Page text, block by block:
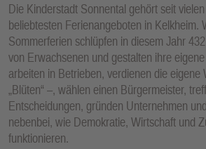
Die Kinderstadt Sonnental gehört seit
beliebtesten Ferienangeboten in Kelkheim.
Sommerferien schlüpfen in diesem Jahr
von Erwachsenen und gestalten ihre
arbeiten in Betrieben, verdienen die eigene
„Blüten“ –, wählen einen Bürgermeister,
Entscheidungen, gründen Unternehmen
nebenbei, wie Demokratie, Wirtschaft und
funktionieren.